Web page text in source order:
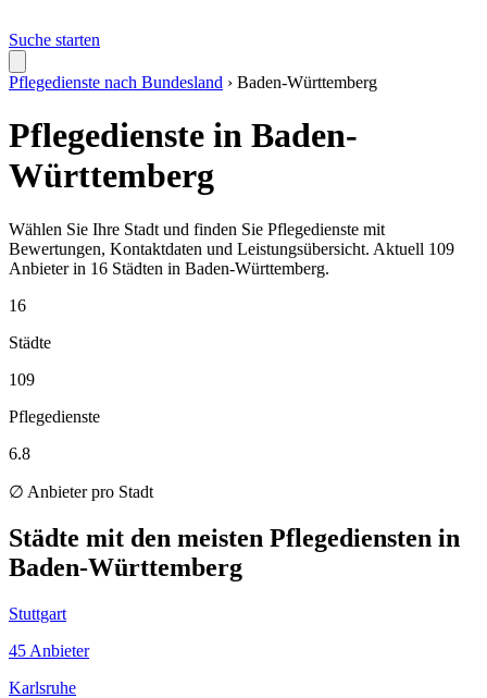
Suche starten
Pflegedienste nach Bundesland › Baden-Württemberg
Pflegedienste in Baden-
Württemberg
Wählen Sie Ihre Stadt und finden Sie Pflegedienste mit
Bewertungen, Kontaktdaten und Leistungsübersicht. Aktuell 109
Anbieter in 16 Städten in Baden-Württemberg.
16
Städte
109
Pflegedienste
6.8
∅ Anbieter pro Stadt
Städte mit den meisten Pflegediensten in
Baden-Württemberg
Stuttgart
45 Anbieter
Karlsruhe